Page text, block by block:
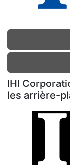
IHI
les arrière-